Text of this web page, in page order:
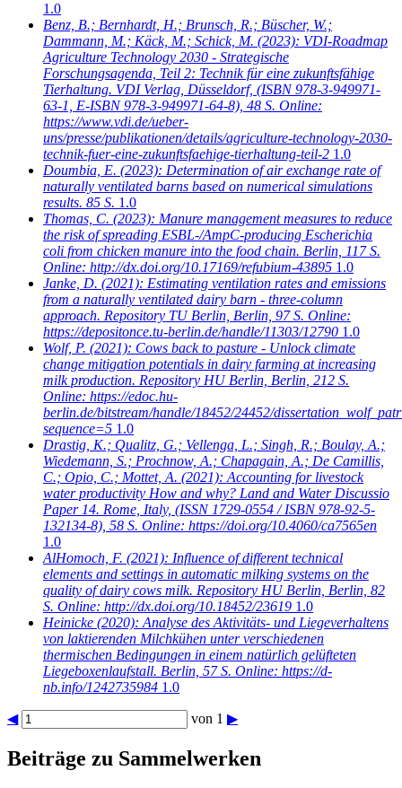
1.0
Benz, B.; Bernhardt, H.; Brunsch, R.; Büscher, W.;
Dammann, M.; Käck, M.; Schick, M. (2023): VDI-Roadmap
Agriculture Technology 2030 - Strategische
Forschungsagenda, Teil 2: Technik für eine zukunftsfähige
Tierhaltung. VDI Verlag, Düsseldorf, (ISBN 978-3-949971-
63-1, E-ISBN 978-3-949971-64-8), 48 S. Online:
https://www.vdi.de/ueber-
uns/presse/publikationen/details/agriculture-technology-2030-
technik-fuer-eine-zukunftsfaehige-tierhaltung-teil-2 1.0
Doumbia, E. (2023): Determination of air exchange rate of
naturally ventilated barns based on numerical simulations
results. 85 S. 1.0
Thomas, C. (2023): Manure management measures to reduce
the risk of spreading ESBL-/AmpC-producing Escherichia
coli from chicken manure into the food chain. Berlin, 117 S.
Online: http://dx.doi.org/10.17169/refubium-43895 1.0
Janke, D. (2021): Estimating ventilation rates and emissions
from a naturally ventilated dairy barn - three-column
approach. Repository TU Berlin, Berlin, 97 S. Online:
https://depositonce.tu-berlin.de/handle/11303/12790 1.0
Wolf, P. (2021): Cows back to pasture - Unlock climate
change mitigation potentials in dairy farming at increasing
milk production. Repository HU Berlin, Berlin, 212 S.
Online: https://edoc.hu-
berlin.de/bitstream/handle/18452/24452/
sequence=5 1.0
Drastig, K.; Qualitz, G.; Vellenga, L.; Singh, R.; Boulay, A.;
Wiedemann, S.; Prochnow, A.; Chapagain, A.; De Camillis,
C.; Opio, C.; Mottet, A. (2021): Accounting for livestock
water productivity How and why? Land and Water Discussio
Paper 14. Rome, Italy, (ISSN 1729-0554 / ISBN 978-92-5-
132134-8), 58 S. Online: https://doi.org/10.4060/ca7565en
1.0
AlHomoch, F. (2021): Influence of different technical
elements and settings in automatic milking systems on the
quality of dairy cows milk. Repository HU Berlin, Berlin, 82
S. Online: http://dx.doi.org/10.18452/23619 1.0
Heinicke (2020): Analyse des Aktivitäts- und Liegeverhaltens
von laktierenden Milchkühen unter verschiedenen
thermischen Bedingungen in einem natürlich gelüfteten
Liegeboxenlaufstall. Berlin, 57 S. Online: https://d-
nb.info/1242735984 1.0
◀ von 1 ▶
Beiträge zu Sammelwerken